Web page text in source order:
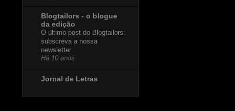
Blogtailors - o blogue
da edição
O último post do Blogtailors:
subscreva a nossa
newsletter
Há 10 anos
Jornal de Letras